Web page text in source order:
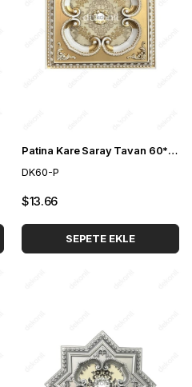
Patina Kare Saray Tavan 60*60 cm
DK60-P
$13.66
SEPETE EKLE